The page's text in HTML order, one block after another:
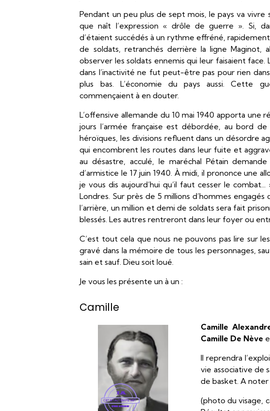
Pendant un peu plus de sept mois, le pays va vivre
que naît l’expression « drôle de guerre ». Si,
d’étaient succédés à un rythme effréné,
de soldats, retranchés derrière la ligne Maginot,
observer les soldats ennemis qui leur faisaient face.
dans l’inactivité ne fut peut-être pas pour rien
plus bas. L’économie du pays aussi. Cette
commençaient à en douter.
L’offensive allemande du 10 mai 1940 apporta une
jours l’armée française est débordée, au bord
héroïques, les divisions refluent dans un désordre
qui encombrent les routes dans leur fuite et
au désastre, acculé, le maréchal Pétain
d’armistice le 17 juin 1940. À midi, il prononce une
je vous dis aujourd’hui qu’il faut cesser le
Londres. Sur près de 5 millions d’hommes
l’arrière, un million et demi de soldats sera fait
blessés. Les autres rentreront dans leur foyer ou
C’est tout cela que nous ne pouvons pas lire sur
gravé dans la mémoire de tous les personnages,
sain et sauf. Dieu soit loué.
Je vous les présente un à un :
Camille
Camille
Camille De Nève
Il reprendra
vie associative de
de basket. A noter
(photo du visage,